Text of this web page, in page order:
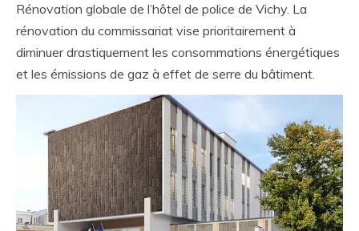
Rénovation globale de l’hôtel de police de Vichy. La
rénovation du commissariat vise prioritairement à
diminuer drastiquement les consommations énergétiques
et les émissions de gaz à effet de serre du bâtiment.